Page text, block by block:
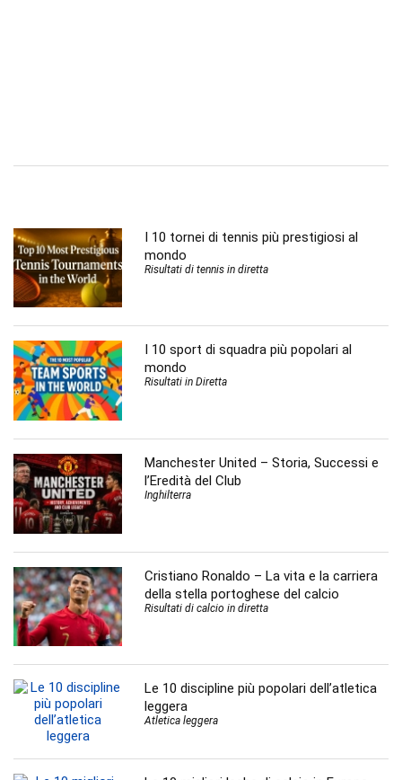
I 10 tornei di tennis più prestigiosi al
mondo
Risultati di tennis in diretta
I 10 sport di squadra più popolari al
mondo
Risultati in Diretta
Manchester United – Storia, Successi e
l’Eredità del Club
Inghilterra
Cristiano Ronaldo – La vita e la carriera
della stella portoghese del calcio
Risultati di calcio in diretta
Le 10 discipline più popolari dell’atletica
leggera
Atletica leggera